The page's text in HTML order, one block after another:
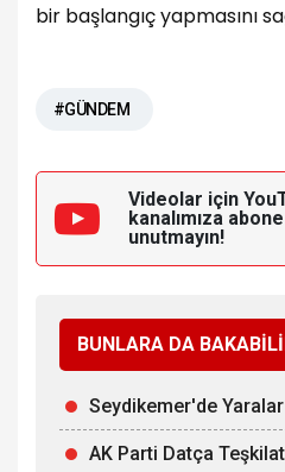
bir başlangıç yapmasını
#GÜNDEM
Videolar için
kanalımıza
unutmayın!
BUNLARA DA
Seydikemer'de
AK Parti Datça